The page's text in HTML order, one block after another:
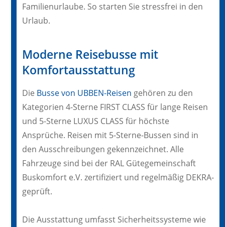
Familienurlaube. So starten Sie stressfrei in den
Urlaub.
Moderne Reisebusse mit
Komfortausstattung
Die Busse von UBBEN-Reisen gehören zu den
Kategorien 4-Sterne FIRST CLASS für lange Reisen
und 5-Sterne LUXUS CLASS für höchste
Ansprüche. Reisen mit 5-Sterne-Bussen sind in
den Ausschreibungen gekennzeichnet. Alle
Fahrzeuge sind bei der RAL Gütegemeinschaft
Buskomfort e.V. zertifiziert und regelmäßig DEKRA-
geprüft.
Die Ausstattung umfasst Sicherheitssysteme wie